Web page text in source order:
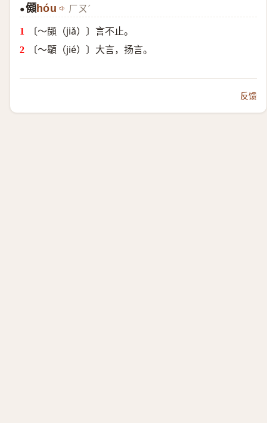
●䫛hóu ㄏㄡˊ
〔～䫗（jiǎ）〕言不止。
〔～䫘（jié）〕大言，扬言。
反馈